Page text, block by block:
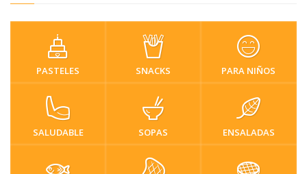
PASTELES SNACKS PARA NIÑOS
SALUDABLE SOPAS ENSALADAS